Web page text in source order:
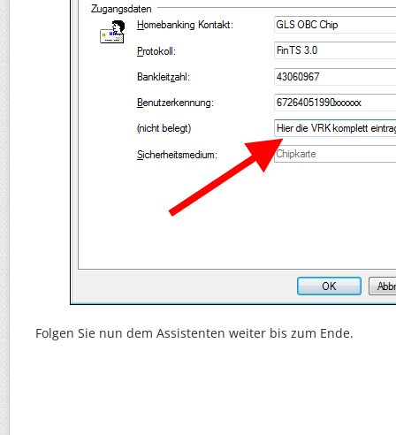
Folgen Sie nun dem Assistenten weiter bis zum Ende.